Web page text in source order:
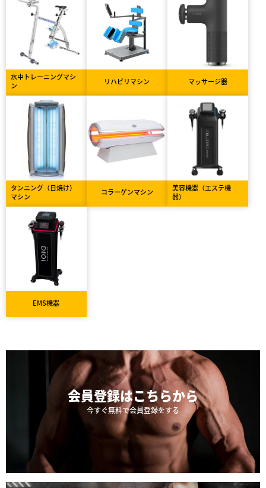
水中トレーニングマシ
ン
リハビリマシン マッサージ器
タンニング（日焼け）
マシン
コラーゲンマシン
美容機器（エステ機
器）
EMS機器
会員登録はこちらから
今すぐ無料で会員登録をする